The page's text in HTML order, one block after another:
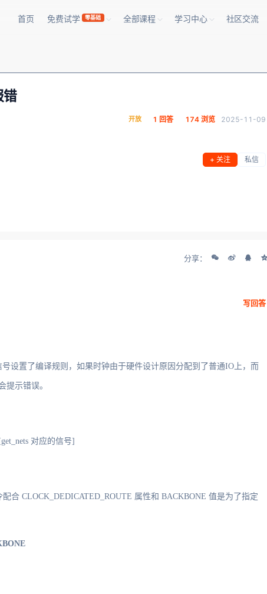
首页 免费试学 零基础 全部课程 学习中心 社区交流
错
开放 1 回答 174 浏览 2025-11-09
+ 关注 私信
分享：
写回答
设置了编译规则，如果时钟由于硬件设计原因分配到了普通IO上，而
提示错误。
对应的信号]
合 CLOCK_DEDICATED_ROUTE 属性和 BACKBONE 值是为了指定